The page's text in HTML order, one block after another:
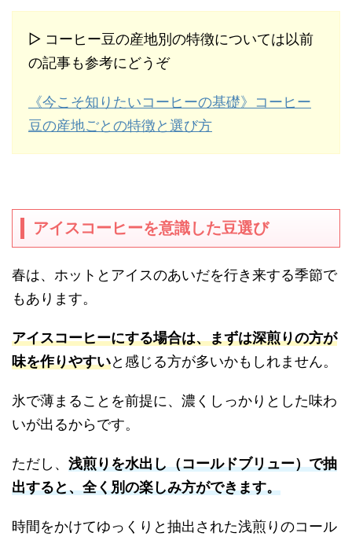
▷ コーヒー豆の産地別の特徴については以前
の記事も参考にどうぞ
《今こそ知りたいコーヒーの基礎》コーヒー
豆の産地ごとの特徴と選び方
アイスコーヒーを意識した豆選び
春は、ホットとアイスのあいだを行き来する季節で
もあります。
アイスコーヒーにする場合は、まずは深煎りの方が
味を作りやすいと感じる方が多いかもしれません。
氷で薄まることを前提に、濃くしっかりとした味わ
いが出るからです。
ただし、 浅煎りを水出し（コールドブリュー）で抽
出すると、全く別の楽しみ方ができます。
時間をかけてゆっくりと抽出された浅煎りのコール